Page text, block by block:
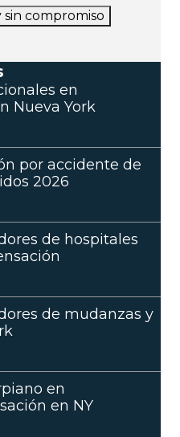
compromiso
en
Nueva York
por accidente de
2026
de hospitales
de mudanzas y
en
en NY